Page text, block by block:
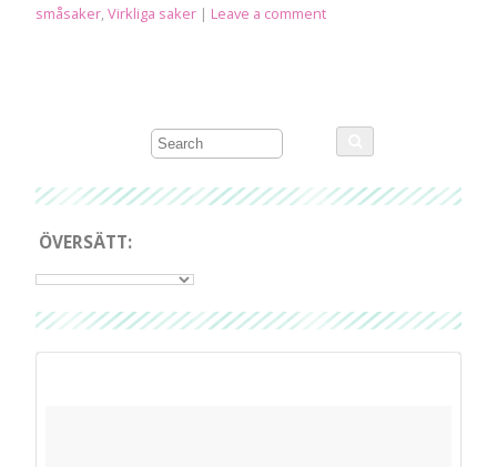
småsaker,Virkliga saker | Leave a comment
ÖVERSÄTT: